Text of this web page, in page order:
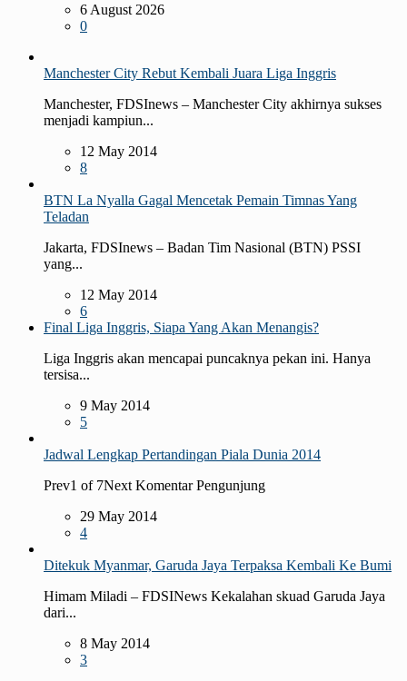
6 August 2026
0
Manchester City Rebut Kembali Juara Liga Inggris
Manchester, FDSInews – Manchester City akhirnya sukses
menjadi kampiun...
12 May 2014
8
BTN La Nyalla Gagal Mencetak Pemain Timnas Yang
Teladan
Jakarta, FDSInews – Badan Tim Nasional (BTN) PSSI
yang...
12 May 2014
6
Final Liga Inggris, Siapa Yang Akan Menangis?
Liga Inggris akan mencapai puncaknya pekan ini. Hanya
tersisa...
9 May 2014
5
Jadwal Lengkap Pertandingan Piala Dunia 2014
Prev1 of 7Next Komentar Pengunjung
29 May 2014
4
Ditekuk Myanmar, Garuda Jaya Terpaksa Kembali Ke Bumi
Himam Miladi – FDSINews Kekalahan skuad Garuda Jaya
dari...
8 May 2014
3